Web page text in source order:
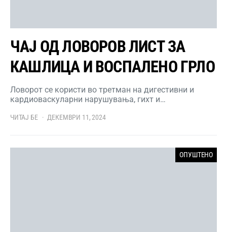
ЧАЈ ОД ЛОВОРОВ ЛИСТ ЗА
КАШЛИЦА И ВОСПАЛЕНО ГРЛО
Ловорот се користи во третман на дигестивни и
кардиоваскуларни нарушувања, гихт и…
ЧИТАЈ БЕ ДЕКЕМВРИ 11, 2024
ОПУШТЕНО